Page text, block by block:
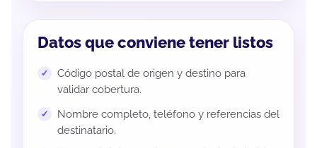
Datos que conviene tener listos
Código postal de origen y destino para
validar cobertura.
Nombre completo, teléfono y referencias del
destinatario.